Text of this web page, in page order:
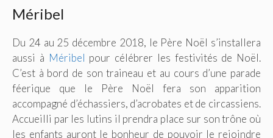
Méribel
Du 24 au 25 décembre 2018, le Père Noël s’installera
aussi à Méribel pour célébrer les festivités de Noël.
C’est à bord de son traineau et au cours d’une parade
féerique que le Père Noël fera son apparition
accompagné d’échassiers, d’acrobates et de circassiens.
Accueilli par les lutins il prendra place sur son trône où
les enfants auront le bonheur de pouvoir le rejoindre